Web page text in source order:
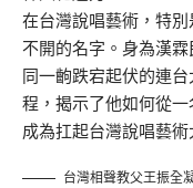
在台灣說唱藝術，特
不開的名字。身為漢
同一齣跌宕起伏的連
程，揭示了他如何從
成為扛起台灣說唱藝術
台灣相聲教父王振全